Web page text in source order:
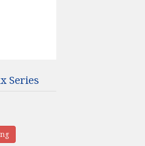
Series